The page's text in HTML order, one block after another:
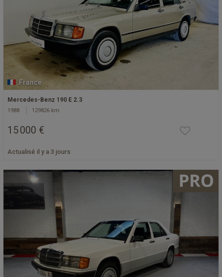
France
Mercedes-Benz 190 E 2.3
1988 129826 km
15 000 €
Actualisé il y a 3 jours